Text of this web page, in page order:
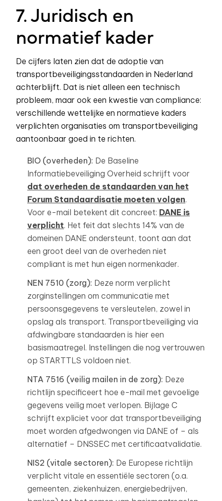
7. Juridisch en
normatief kader
De cijfers laten zien dat de adoptie van
transportbeveiligingsstandaarden in Nederland
achterblijft. Dat is niet alleen een technisch
probleem, maar ook een kwestie van compliance:
verschillende wettelijke en normatieve kaders
verplichten organisaties om transportbeveiliging
aantoonbaar goed in te richten.
BIO (overheden): De Baseline
Informatiebeveiliging Overheid schrijft voor
dat overheden de standaarden van het
Forum Standaardisatie moeten volgen.
Voor e-mail betekent dit concreet: DANE is
verplicht. Het feit dat slechts 14% van de
domeinen DANE ondersteunt, toont aan dat
een groot deel van de overheden niet
compliant is met hun eigen normenkader.
NEN 7510 (zorg): Deze norm verplicht
zorginstellingen om communicatie met
persoonsgegevens te versleutelen, zowel in
opslag als transport. Transportbeveiliging via
afdwingbare standaarden is hier een
basismaatregel. Instellingen die nog vertrouwen
op STARTTLS voldoen niet.
NTA 7516 (veilig mailen in de zorg): Deze
richtlijn specificeert hoe e-mail met gevoelige
gegevens veilig moet verlopen. Bijlage C
schrijft expliciet voor dat transportbeveiliging
moet worden afgedwongen via DANE of – als
alternatief – DNSSEC met certificaatvalidatie.
NIS2 (vitale sectoren): De Europese richtlijn
verplicht vitale en essentiële sectoren (o.a.
gemeenten, ziekenhuizen, energiebedrijven,